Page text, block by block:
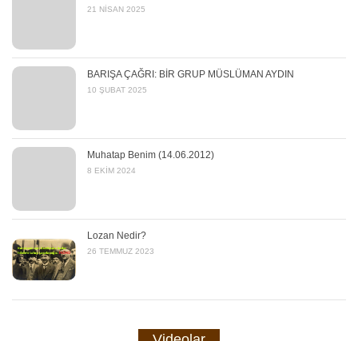
21 NISAN 2025
BARIŞA ÇAĞRI: BİR GRUP MÜSLÜMAN AYDIN
10 ŞUBAT 2025
Muhatap Benim (14.06.2012)
8 EKIM 2024
Lozan Nedir?
26 TEMMUZ 2023